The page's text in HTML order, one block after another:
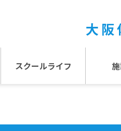
スクールライフ